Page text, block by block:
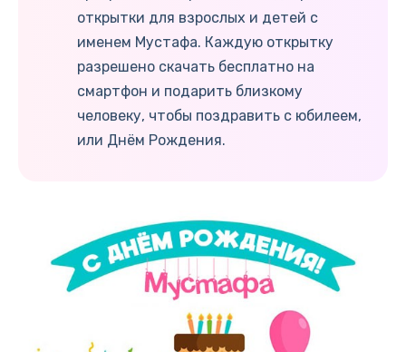
открытки для взрослых и детей с
именем Мустафа. Каждую открытку
разрешено скачать бесплатно на
смартфон и подарить близкому
человеку, чтобы поздравить с юбилеем,
или Днём Рождения.